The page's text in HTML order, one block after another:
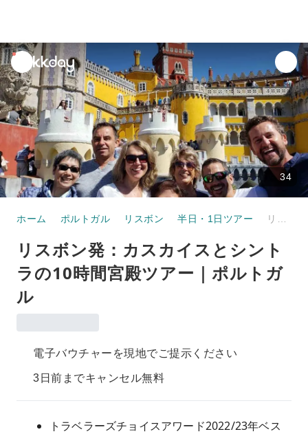
unread
notifications
34
ホーム ポルトガル リスボン 半日・1日ツアー
リスボン発：カスカイスとシント
ラの10時間宮殿ツアー｜ポルトガ
ル
電子バウチャーを現地でご提示ください
3日前までキャンセル無料
トラベラーズチョイスアワード2022/23年ベス